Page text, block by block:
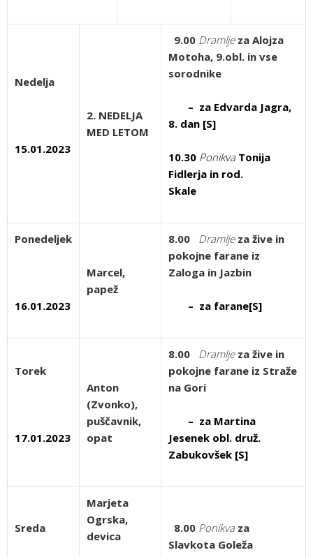
Nedelja
15.01.2023
2. NEDELJA
MED LETOM
9.00 Dramljeza Alojza
Motoha, 9.obl. in vse
sorodnike
– za Edvarda Jagra,
8. dan [S]
10.30 PonikvaTonija
Fidlerja in rod.
Skale
Ponedeljek
16.01.2023
Marcel,
papež
8.00 Dramlje za žive in
pokojne farane iz
Zaloga in Jazbin
– za farane[S]
Torek
17.01.2023
Anton
(Zvonko),
puščavnik,
opat
8.00 Dramlje za žive in
pokojne farane iz Straže
na Gori
– za Martina
Jesenek obl. druž.
Zabukovšek [S]
Sreda
Marjeta
Ogrska,
devica
8.00 Ponikva za
Slavkota Goleža